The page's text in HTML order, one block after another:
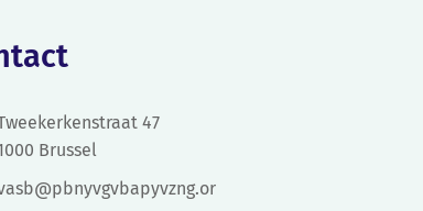
47
Brussel